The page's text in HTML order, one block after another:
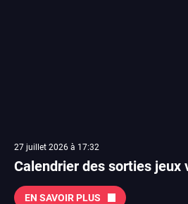
27 juillet 2026 à 17:32
Calendrier des sorties jeux
EN SAVOIR PLUS